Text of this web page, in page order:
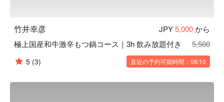
竹井幸彦 JPY5,000から
極上国産和牛激辛もつ鍋コース｜3h 飲み放題付き
5,500
5 (3) 直近の予約可能時間：08/10